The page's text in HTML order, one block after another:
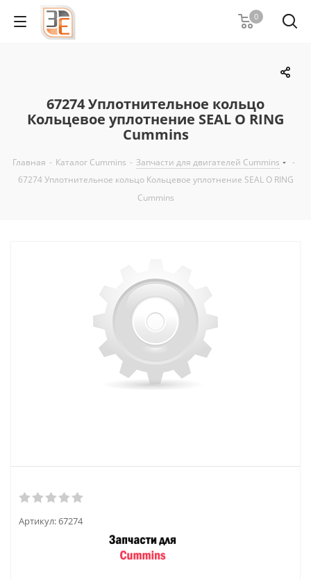
0
67274 Уплотнительное кольцо
Кольцевое уплотнение SEAL O RING
Cummins
Главная - Каталог Cummins - Запчасти для двигателей Cummins
-
67274 Уплотнительное кольцо Кольцевое уплотнение SEAL O RING
Cummins
Артикул:67274